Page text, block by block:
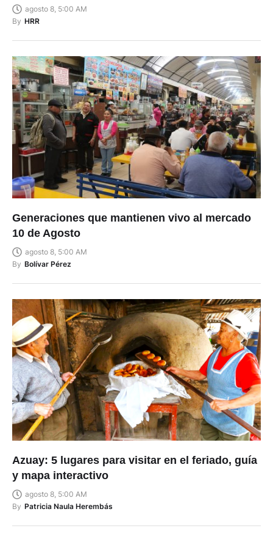
agosto 8, 5:00 AM
By HRR
Generaciones que mantienen vivo al mercado
10 de Agosto
agosto 8, 5:00 AM
By Bolívar Pérez
Azuay: 5 lugares para visitar en el feriado, guía
y mapa interactivo
agosto 8, 5:00 AM
By Patricia Naula Herembás